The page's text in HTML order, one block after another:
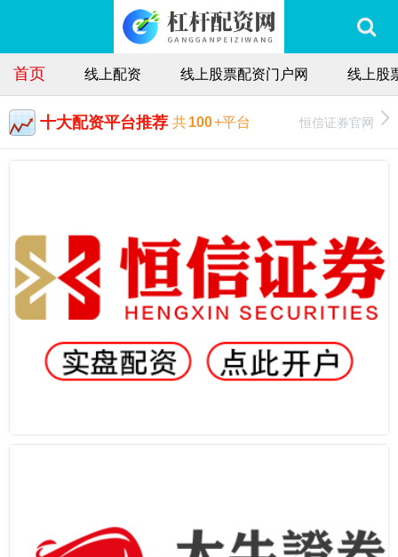
首页 线上配资 线上股票配资门户网 线上股
十大配资平台推荐 共100+平台 恒信证券官网